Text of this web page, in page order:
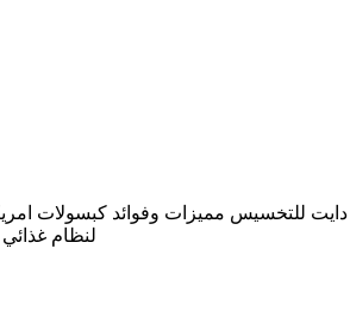
لنظام غذائي صحي للاتصال بنا رقم